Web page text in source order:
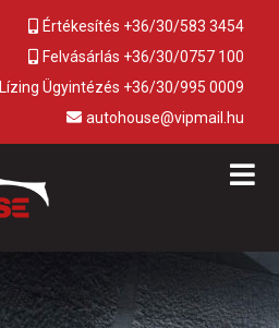
Értékesítés +36/30/583 3454
Felvásárlás +36/30/0757 100
Lízing Ügyintézés +36/30/995 0009
autohouse@vipmail.hu